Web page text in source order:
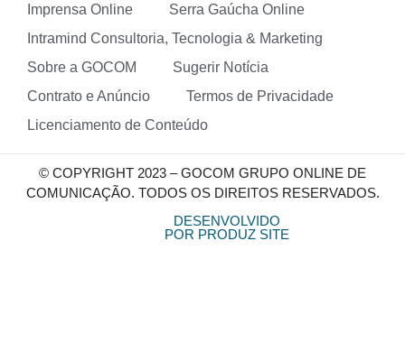
Imprensa Online
Serra Gaúcha Online
Intramind Consultoria, Tecnologia & Marketing
Sobre a GOCOM
Sugerir Notícia
Contrato e Anúncio
Termos de Privacidade
Licenciamento de Conteúdo
© COPYRIGHT 2023 – GOCOM GRUPO ONLINE DE
COMUNICAÇÃO. TODOS OS DIREITOS RESERVADOS.
DESENVOLVIDO
POR PRODUZ SITE